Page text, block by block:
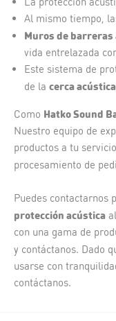
Al mismo tiempo,
Muros de barreras
vida entrelazada
Este sistema de
de la cerca
Como Hatko Sound
Nuestro equipo de
productos a tu
procesamiento de
Puedes contactarnos
protección acústica
con una gama de
y contáctanos. Dado
usarse con
contáctanos.